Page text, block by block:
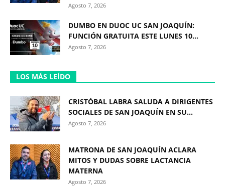
Agosto 7, 2026
DUMBO EN DUOC UC SAN JOAQUÍN:
FUNCIÓN GRATUITA ESTE LUNES 10...
Agosto 7, 2026
LOS MÁS LEÍDO
CRISTÓBAL LABRA SALUDA A DIRIGENTES
SOCIALES DE SAN JOAQUÍN EN SU...
Agosto 7, 2026
MATRONA DE SAN JOAQUÍN ACLARA
MITOS Y DUDAS SOBRE LACTANCIA
MATERNA
Agosto 7, 2026